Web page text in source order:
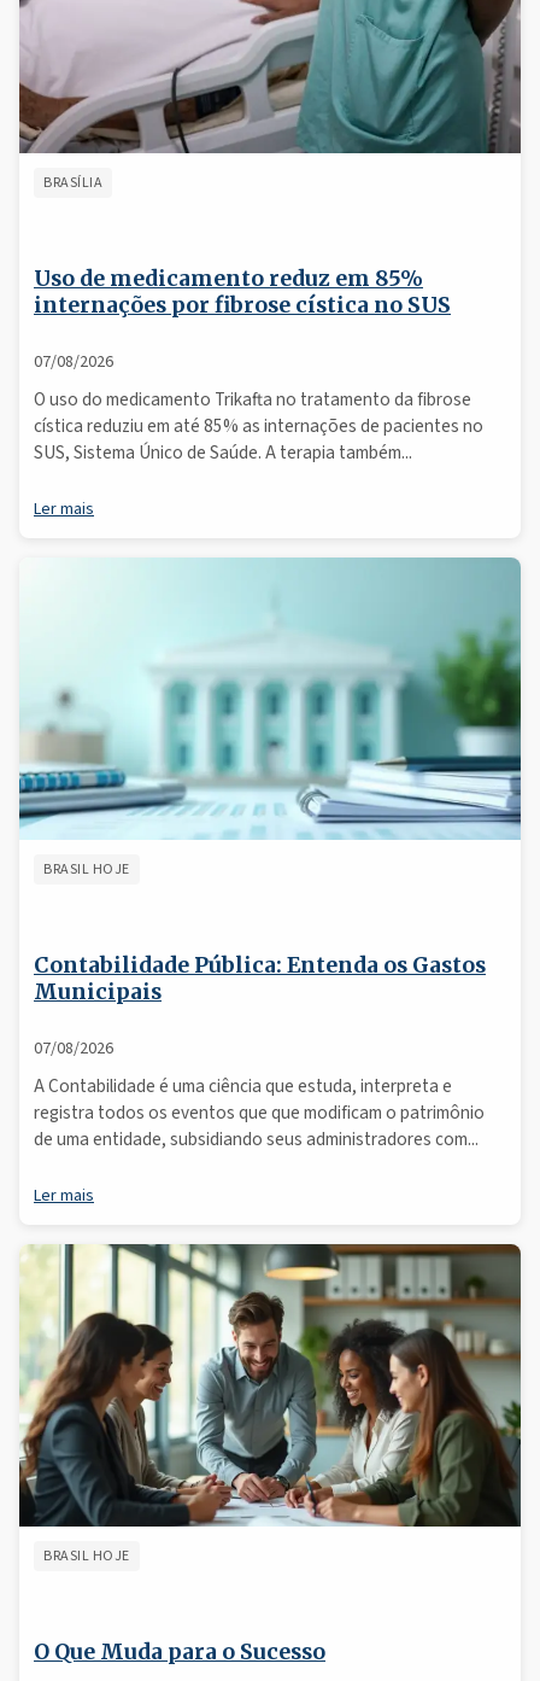
BRASÍLIA
Uso de medicamento reduz em 85%
internações por fibrose cística no SUS
07/08/2026
O uso do medicamento Trikafta no tratamento da fibrose
cística reduziu em até 85% as internações de pacientes no
SUS, Sistema Único de Saúde. A terapia também...
Ler mais
BRASIL HOJE
Contabilidade Pública: Entenda os Gastos
Municipais
07/08/2026
A Contabilidade é uma ciência que estuda, interpreta e
registra todos os eventos que que modificam o patrimônio
de uma entidade, subsidiando seus administradores com...
Ler mais
BRASIL HOJE
O Que Muda para o Sucesso